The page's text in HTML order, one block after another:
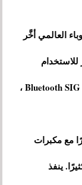
عام 2020 ، لكن الوباء العالمي أخَّر
الآن جاهز للاستخدام
ومطبق بالفعل في Android 13 Beta 2. وفقًا لـ Bluetooth SIG ،
مع مكبرات
ينفذ